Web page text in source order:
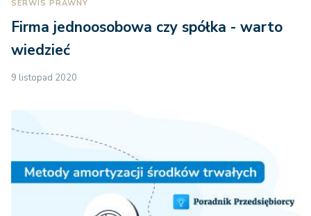
SERWIS PRAWNY
Firma jednoosobowa czy spółka - warto
wiedzieć
9 listopad 2020